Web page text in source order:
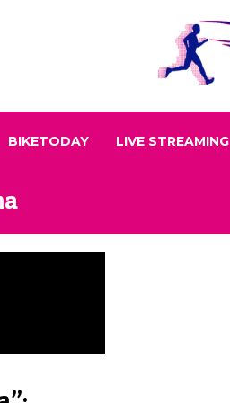
BIKETODAY LIVE STREAMING